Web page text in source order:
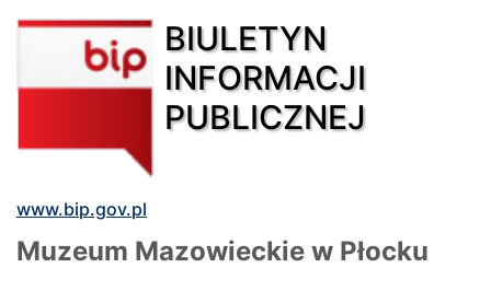
BIULETYN
INFORMACJI
PUBLICZNEJ
www.bip.gov.pl
Muzeum Mazowieckie w Płocku